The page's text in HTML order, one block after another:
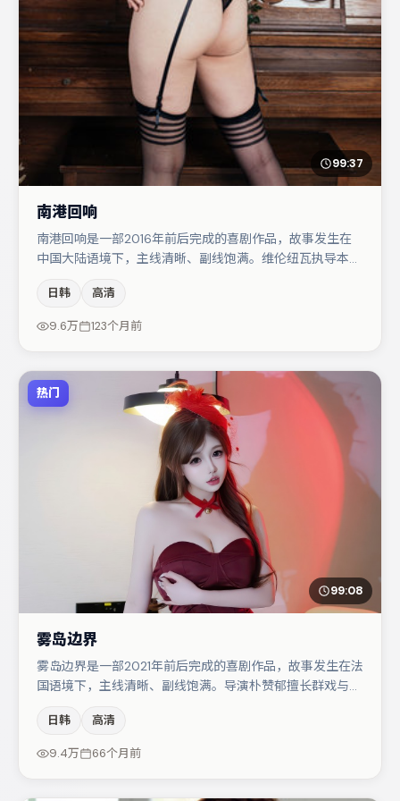
99:37
南港回响
南港回响是一部2016年前后完成的喜剧作品，故事发生在
中国大陆语境下，主线清晰、副线饱满。维伦纽瓦执导本
白得当。主演阵容包括桂纶镁、章子怡、木村拓哉等，角色
动机前后呼应，适合喜欢抠台词与伏笔的观众。节奏紧凑、
日韩 高清
9.6万 123个月前
热门
99:08
雾岛边界
雾岛边界是一部2021年前后完成的喜剧作品，故事发生在法
国语境下，主线清晰、副线饱满。导演朴赞郁擅长群戏与空
括段奕宏、木村拓哉、张颂文等，角色动机前后呼应，适合
喜欢抠台词与伏笔的观众。整体完成度较高，适合周末一口
气追完。
日韩 高清
9.4万 66个月前